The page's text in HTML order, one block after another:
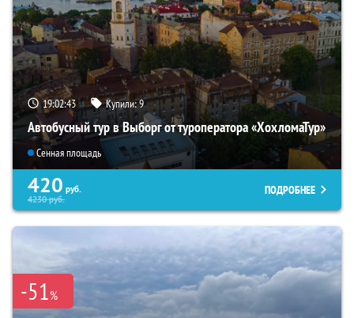
19:02:42 Купили:9
Автобусный тур в Выборг от туроператора «ХохломаТур»
Сенная площадь
420 руб.
4230руб.
ПОДРОБНЕЕ
-51%